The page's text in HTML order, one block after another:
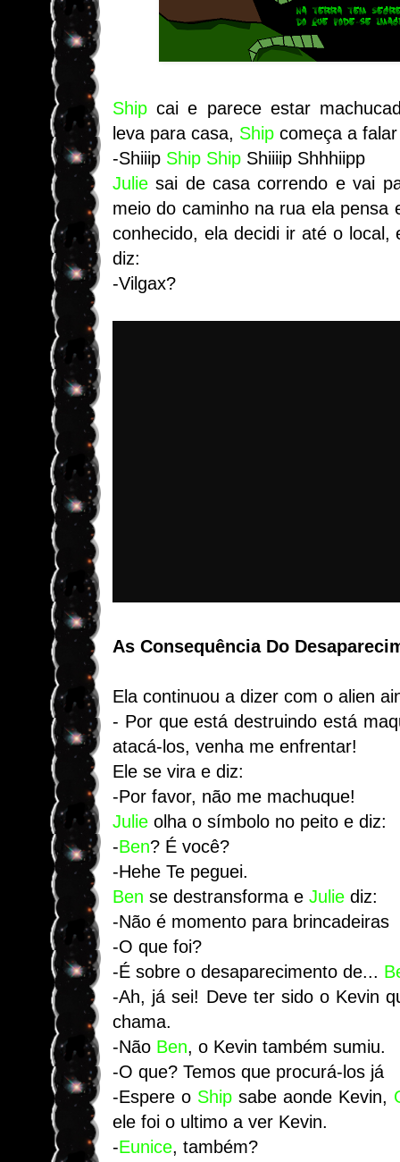
Ship cai e parece estar
leva para casa, Ship começa a
-Shiiip Ship Ship Shiiiip Shhhiipp
Julie sai de casa correndo e vai
meio do caminho na rua ela pensa
conhecido, ela decidi ir até o local,
diz:
-Vilgax?
As Consequência Do
Ela continuou a dizer com o alien
- Por que está destruindo está
atacá-los, venha me enfrentar!
Ele se vira e diz:
-Por favor, não me machuque!
Julie olha o símbolo no peito e diz:
-Ben? É você?
-Hehe Te peguei.
Ben se destransforma e Julie diz:
-Não é momento para brincadeiras
-O que foi?
-É sobre o desaparecimento de...
-Ah, já sei! Deve ter sido o Kevin
chama.
-Não Ben, o Kevin também sumiu.
-O que? Temos que procurá-los já
-Espere o Ship sabe aonde Kevin,
ele foi o ultimo a ver Kevin.
-Eunice, também?